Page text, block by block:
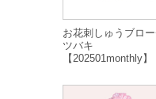
お花刺しゅうブロ
ツバキ
【202501monthly】